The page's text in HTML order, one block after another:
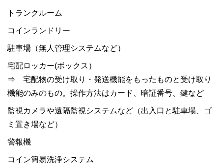
トランクルーム
コインランドリー
駐車場（無人管理システムなど）
宅配ロッカー(ボックス）
⇒ 宅配物の受け取り・発送機能をもったものと受け取り
機能のみのもの。操作方法はカード、暗証番号、鍵など
監視カメラや遠隔監視システムなど（出入口と駐車場、ゴ
ミ置き場など）
警報機
コイン簡易洗浄システム